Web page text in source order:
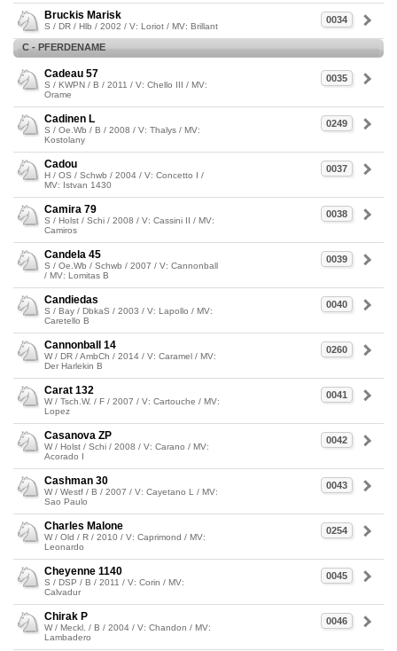
0034
Bruckis Marisk
S / DR / Hlb / 2002 / V: Loriot / MV: Brillant
C - PFERDENAME
0035
Cadeau 57
S / KWPN / B / 2011 / V: Chello III / MV:
Orame
0249
Cadinen L
S / Oe.Wb / B / 2008 / V: Thalys / MV:
Kostolany
0037
Cadou
H / OS / Schwb / 2004 / V: Concetto I /
MV: Istvan 1430
0038
Camira 79
S / Holst / Schi / 2008 / V: Cassini II / MV:
Camiros
0039
Candela 45
S / Oe.Wb / Schwb / 2007 / V: Cannonball
/ MV: Lomitas B
0040
Candiedas
S / Bay / DbkaS / 2003 / V: Lapollo / MV:
Caretello B
0260
Cannonball 14
W / DR / AmbCh / 2014 / V: Caramel / MV:
Der Harlekin B
0041
Carat 132
W / Tsch.W. / F / 2007 / V: Cartouche / MV:
Lopez
0042
Casanova ZP
W / Holst / Schi / 2008 / V: Carano / MV:
Acorado I
0043
Cashman 30
W / Westf / B / 2007 / V: Cayetano L / MV:
Sao Paulo
0254
Charles Malone
W / Old / R / 2010 / V: Caprimond / MV:
Leonardo
0045
Cheyenne 1140
S / DSP / B / 2011 / V: Corin / MV:
Calvadur
0046
Chirak P
W / Meckl. / B / 2004 / V: Chandon / MV:
Lambadero